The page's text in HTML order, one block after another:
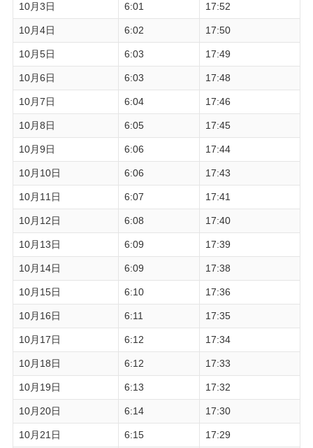
10月3日 6:01 17:52
10月4日 6:02 17:50
10月5日 6:03 17:49
10月6日 6:03 17:48
10月7日 6:04 17:46
10月8日 6:05 17:45
10月9日 6:06 17:44
10月10日 6:06 17:43
10月11日 6:07 17:41
10月12日 6:08 17:40
10月13日 6:09 17:39
10月14日 6:09 17:38
10月15日 6:10 17:36
10月16日 6:11 17:35
10月17日 6:12 17:34
10月18日 6:12 17:33
10月19日 6:13 17:32
10月20日 6:14 17:30
10月21日 6:15 17:29